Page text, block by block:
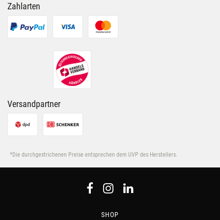
Zahlarten
Versandpartner
*Die durchgestrichenen Preise entsprechen dem UVP des Herstellers.
SHOP